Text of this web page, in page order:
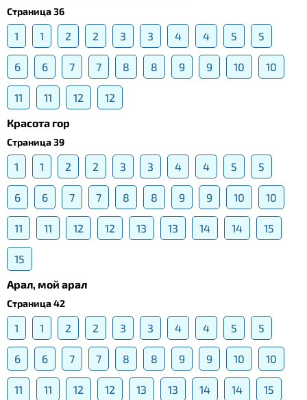
Страница 36
1 1 2 2 3 3 4 4 5 5
6 6 7 7 8 8 9 9 10 10
11 11 12
12
Красота гор
Страница 39
1 1 2 2 3 3 4 4 5 5
6 6 7 7 8 8 9 9 10 10
11 11 12 12 13 13 14 14 15
15
Арал, мой арал
Страница 42
1 1 2 2 3 3 4 4 5 5
6 6 7 7 8 8 9 9 10 10
11 11 12 12 13 13 14 14 15